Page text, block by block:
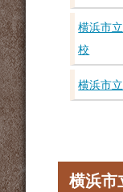
横浜市
校
横浜市
横浜市